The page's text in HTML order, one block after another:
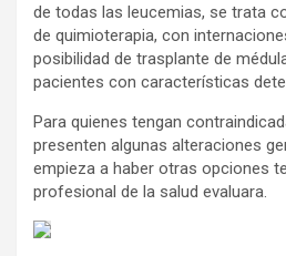
de todas las leucemias, se trata
de quimioterapia, con
posibilidad de trasplante de
pacientes con características
Para quienes tengan
presenten algunas alteraciones
empieza a haber otras opciones
profesional de la salud evaluara.